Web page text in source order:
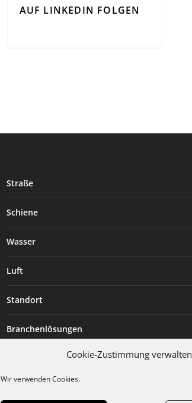
Cookie-Zustimmung verwalten
Wir verwenden Cookies.
AUF LINKEDIN FOLGEN
Straße
Schiene
Wasser
Luft
Standort
Branchenlösungen